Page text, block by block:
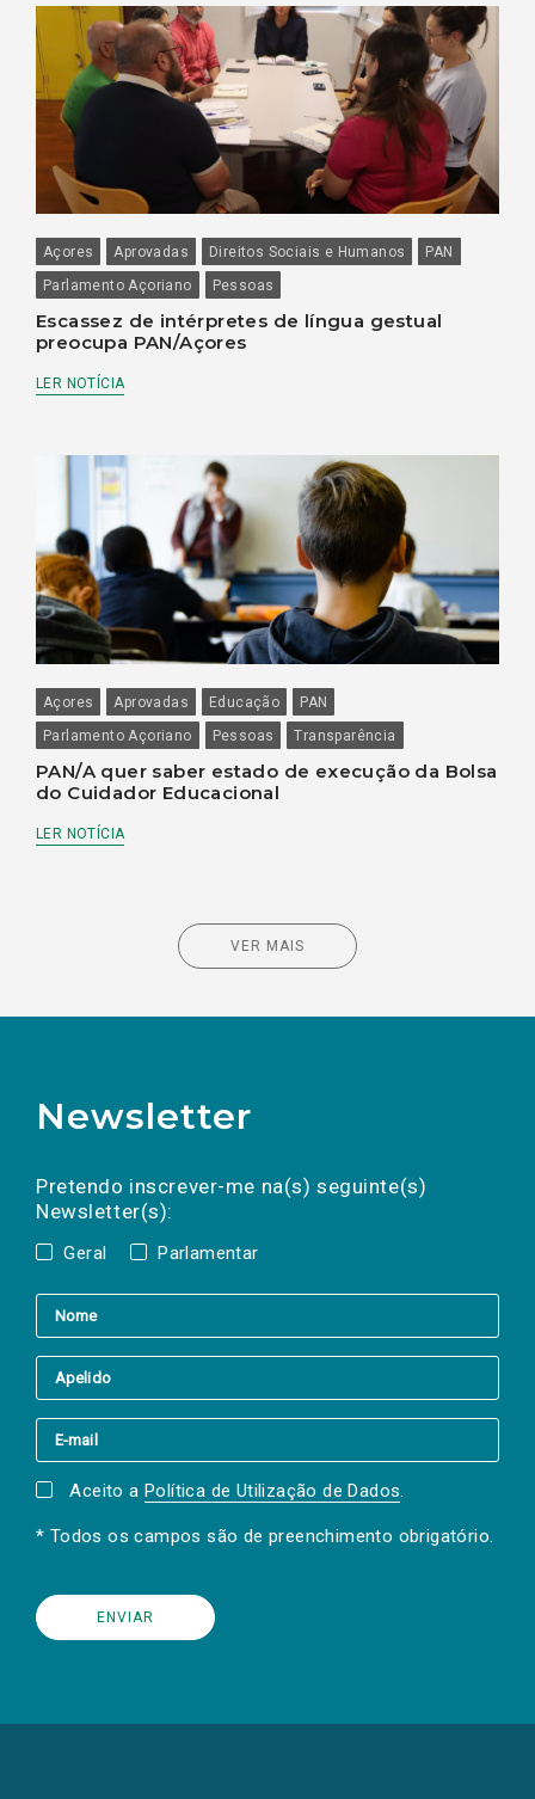
Açores Aprovadas Direitos Sociais e Humanos
PAN
Parlamento Açoriano
Pessoas
Escassez de intérpretes de língua gestual
preocupa PAN/Açores
LER NOTÍCIA
Açores Aprovadas Educação
PAN
Parlamento Açoriano
Pessoas Transparência
PAN/A quer saber estado de execução da Bolsa
do Cuidador Educacional
LER NOTÍCIA
VER MAIS
Newsletter
Pretendo inscrever-me na(s) seguinte(s)
Newsletter(s):
Geral Parlamentar
a(s) newsletter(s).
mail
Aceito a Política de Utilização de Dados.
* Todos os campos são de preenchimento obrigatório.